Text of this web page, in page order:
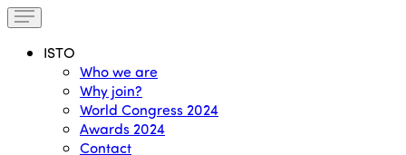
ISTO
Who we are
Why join?
World Congress 2024
Awards 2024
Contact